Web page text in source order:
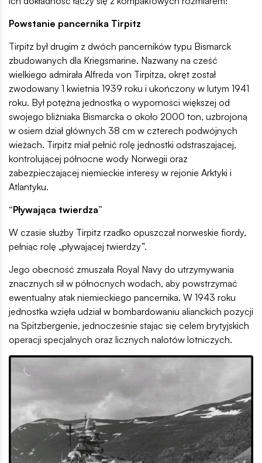
Powstanie pancernika Tirpitz
Tirpitz był drugim z dwóch pancerników typu Bismarck
zbudowanych dla Kriegsmarine. Nazwany na cześć
wielkiego admirała Alfreda von Tirpitza, okręt został
zwodowany 1 kwietnia 1939 roku i ukończony w lutym 1941
roku. Był potężną jednostką o wyporności większej od
swojego bliźniaka Bismarcka o około 2000 ton, uzbrojoną
w osiem dział głównych 38 cm w czterech podwójnych
wieżach. Tirpitz miał pełnić rolę jednostki odstraszającej,
kontrolującej północne wody Norwegii oraz
zabezpieczającej niemieckie interesy w rejonie Arktyki i
Atlantyku.
“Pływająca twierdza”
W czasie służby Tirpitz rzadko opuszczał norweskie fiordy,
pełniąc rolę „pływającej twierdzy”.
Jego obecność zmuszała Royal Navy do utrzymywania
znacznych sił w północnych wodach, aby powstrzymać
ewentualny atak niemieckiego pancernika. W 1943 roku
jednostka wzięła udział w bombardowaniu alianckich pozycji
na Spitzbergenie, jednocześnie stając się celem brytyjskich
operacji specjalnych oraz licznych nalotów lotniczych.